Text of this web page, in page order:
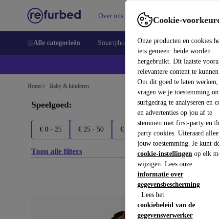
Cookie-
Onze producten en cookies
iets gemeen: beide worden
hergebruikt. Dit laatste
relevantere content te
Om dit goed te laten werken,
vragen we je toestemming
surfgedrag te analyseren en
en advertenties op jou af te
stemmen met first-party en
party cookies. Uiteraard
jouw toestemming. Je kunt
cookie-instellingen op elk
wijzigen. Lees onze
informatie over
gegevensbescherming
. Lees het
cookiebeleid van de
gegevensverwerker
Over ons Verkopen Support
Alle categorieën Smartphones Laptops Tablets
Home Baby & kinderen
Speelgoed:
€ 0 - 25 € 25 - 50 € 50+ Astrup B. Toys
Toon alle filters